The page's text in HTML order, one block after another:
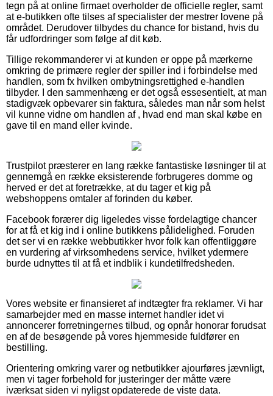
tegn på at online firmaet overholder de officielle regler, samt
at e-butikken ofte tilses af specialister der mestrer lovene på
området. Derudover tilbydes du chance for bistand, hvis du
får udfordringer som følge af dit køb.
Tillige rekommanderer vi at kunden er oppe på mærkerne
omkring de primære regler der spiller ind i forbindelse med
handlen, som fx hvilken ombytningsrettighed e-handlen
tilbyder. I den sammenhæng er det også essesentielt, at man
stadigvæk opbevarer sin faktura, således man når som helst
vil kunne vidne om handlen af , hvad end man skal købe en
gave til en mand eller kvinde.
Trustpilot præsterer en lang række fantastiske løsninger til at
gennemgå en række eksisterende forbrugeres domme og
herved er det at foretrække, at du tager et kig på
webshoppens omtaler af forinden du køber.
Facebook forærer dig ligeledes visse fordelagtige chancer
for at få et kig ind i online butikkens pålidelighed. Foruden
det ser vi en række webbutikker hvor folk kan offentliggøre
en vurdering af virksomhedens service, hvilket ydermere
burde udnyttes til at få et indblik i kundetilfredsheden.
Vores website er finansieret af indtægter fra reklamer. Vi har
samarbejder med en masse internet handler idet vi
annoncerer forretningernes tilbud, og opnår honorar forudsat
en af de besøgende på vores hjemmeside fuldfører en
bestilling.
Orientering omkring varer og netbutikker ajourføres jævnligt,
men vi tager forbehold for justeringer der måtte være
iværksat siden vi nyligst opdaterede de viste data.